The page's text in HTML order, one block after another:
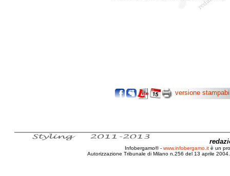
versione
Infobergamo® - www.infobergamo.it è un
Autorizzazione Tribunale di Milano n.256 del 13 aprile